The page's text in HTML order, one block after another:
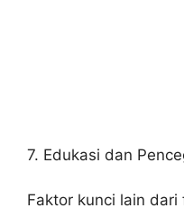
7. Edukasi dan
Faktor kunci lain